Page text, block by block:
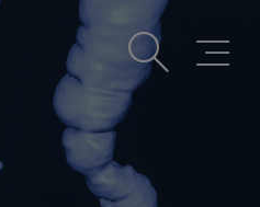
estar
Saúde